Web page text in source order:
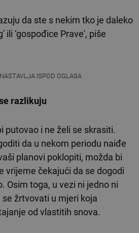
da ste s nekim tko je daleko
ili ‘gospođice Prave', piše
ISPOD OGLASA
razlikuju
putovao i ne želi se skrasiti.
da u nekom periodu naiđe
planovi poklopiti, možda bi
vrijeme čekajući da se dogodi
Osim toga, u vezi ni jedno ni
žrtvovati u mjeri koja
od vlastitih snova.